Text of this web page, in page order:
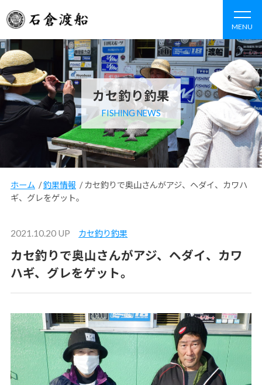
MENU
カセ釣り釣果
FISHING NEWS
ホーム /釣果情報 /カセ釣りで奥山さんがアジ、ヘダイ、カワハ
ギ、グレをゲット。
2021.10.20 UP カセ釣り釣果
カセ釣りで奥山さんがアジ、ヘダイ、カワ
ハギ、グレをゲット。